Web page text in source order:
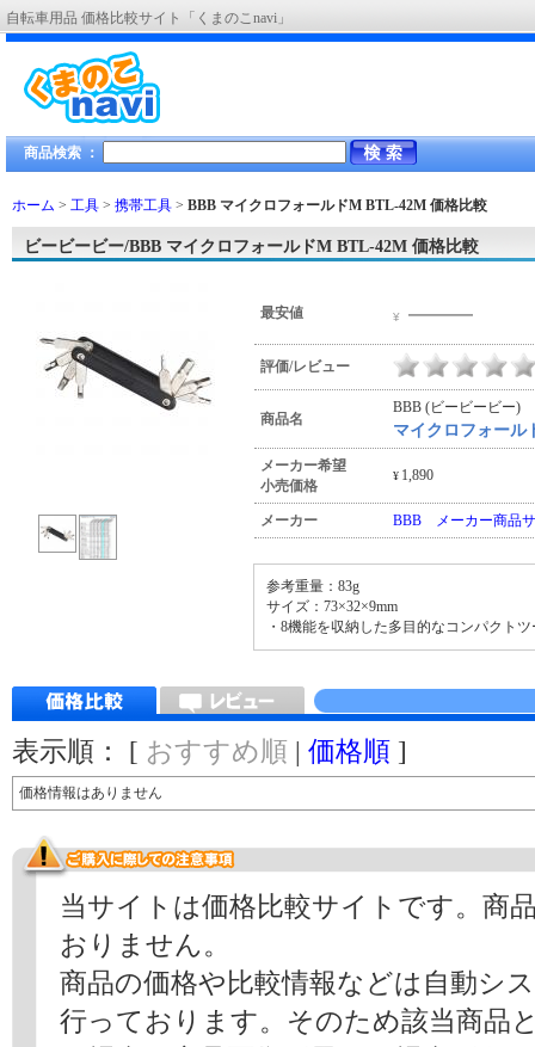
自転車用品 価格比較サイト「くまのこnavi」
商品検索 ：
ホーム > 工具 > 携帯工具 > BBB マイクロフォールドM BTL-42M 価格比較
ビービービー/BBB マイクロフォールドM BTL-42M 価格比較
最安値 ¥ ―――
評価/レビュー
商品名
BBB (ビービービー)
マイクロフォール
メーカー希望
小売価格
¥ 1,890
メーカー BBB メーカー商品
参考重量：83g
サイズ：73×32×9mm
・8機能を収納した多目的なコンパクト
表示順： [ おすすめ順 | 価格順 ]
価格情報はありません
当サイトは価格比較サイトです。商
おりません。
商品の価格や比較情報などは自動シ
行っております。そのため該当商品